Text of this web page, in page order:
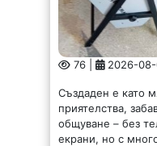
76 | 2026-08-
Създаден е като
приятелства,
общуване – без
екрани, но с